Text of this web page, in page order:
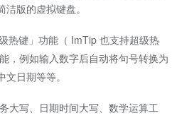
版的虚拟键盘。
热键」功能（ ImTip 也支持超级热
，例如输入数字后自动将句号转换为
日期等等。
大写、日期时间大写、数学运算工